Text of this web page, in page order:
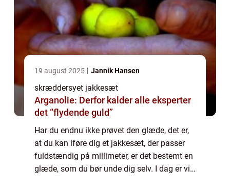
19 august 2025 Jannik Hansen
skræddersyet jakkesæt
Arganolie: Derfor kalder alle eksperter
det “flydende guld”
Har du endnu ikke prøvet den glæde, det er,
at du kan iføre dig et jakkesæt, der passer
fuldstændig på millimeter, er det bestemt en
glæde, som du bør unde dig selv. I dag er vi